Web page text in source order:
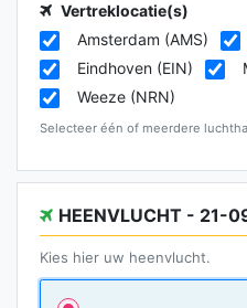
Vertreklocatie(s)
Amsterdam (AMS)
Eindhoven (EIN)
Weeze (NRN)
Selecteer één of meerdere
HEENVLUCHT - 21-
Kies hier uw heenvlucht.